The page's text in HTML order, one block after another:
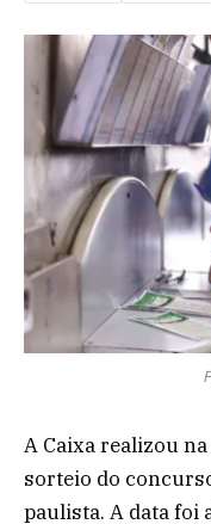
A Caixa realizou
sorteio do
paulista. A data foi